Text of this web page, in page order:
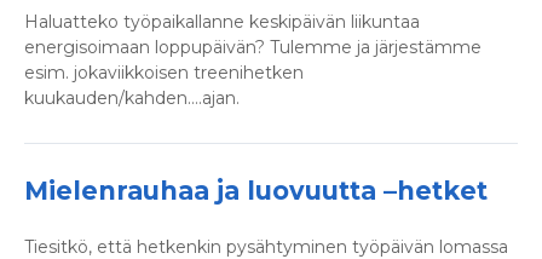
Haluatteko työpaikallanne keskipäivän liikuntaa
energisoimaan loppupäivän? Tulemme ja järjestämme
esim. jokaviikkoisen treenihetken
kuukauden/kahden….ajan.
Mielenrauhaa ja luovuutta –hetket
Tiesitkö, että hetkenkin pysähtyminen työpäivän lomassa